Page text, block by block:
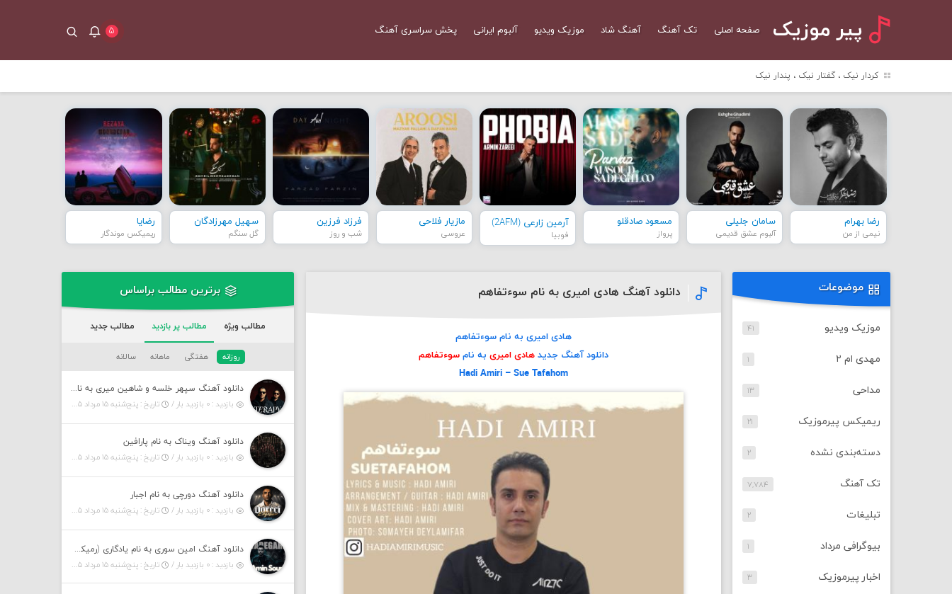
پیر موزیک صفحه اصلی تک آهنگ آهنگ شاد موزیک ویدیو آلبوم ایرانی پخش سراسری آهنگ ۵
کردار نیک ، گفتار نیک ، پندار نیک
رضا بهرام
نیمی از من
سامان جلیلی
آلبوم عشق قدیمی
مسعود صادقلو
پرواز
آرمین زارعی (2AFM)
فوبیا
مازیار فلاحی
عروسی
فرزاد فرزین
شب و روز
سهیل مهرزادگان
گل سنگم
رضایا
ریمیکس موندگار
دانلود آهنگ هادی امیری به نام سوءتفاهم
هادی امیری به نام سوءتفاهم
دانلود آهنگ جدید هادی امیری به نامسوءتفاهم
Hadi Amiri – Sue Tafahom
موضوعات
موزیک ویدیو ۴۱
مهدی ام ۲ ۱
مداحی ۱۳
ریمیکس پیرموزیک ۲۱
دسته‌بندی نشده ۲
تک آهنگ ۷,۷۸۴
تبلیغات ۲
بیوگرافی مرداد ۱
اخبار پیرموزیک ۳
برترین مطالب براساس
مطالب ویژه مطالب پر بازدید مطالب جدید
روزانه هفتگی ماهانه سالانه
دانلود آهنگ سپهر خلسه و شاهین میری به نام تراپی
بازدید : ۰ بازدید بار /
تاریخ : پنج‌شنبه ۱۵ مرداد ۱۴۰۵
دانلود آهنگ ویناک به نام پارافین
بازدید : ۰ بازدید بار /
تاریخ : پنج‌شنبه ۱۵ مرداد ۱۴۰۵
دانلود آهنگ دورچی به نام اجبار
بازدید : ۰ بازدید بار /
تاریخ : پنج‌شنبه ۱۵ مرداد ۱۴۰۵
دانلود آهنگ امین سوری به نام یادگاری (رمیکس)
بازدید : ۰ بازدید بار /
تاریخ : پنج‌شنبه ۱۵ مرداد ۱۴۰۵